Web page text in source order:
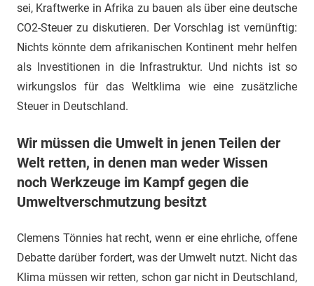
sei, Kraftwerke in Afrika zu bauen als über eine deutsche
CO2-Steuer zu diskutieren. Der Vorschlag ist vernünftig:
Nichts könnte dem afrikanischen Kontinent mehr helfen
als Investitionen in die Infrastruktur. Und nichts ist so
wirkungslos für das Weltklima wie eine zusätzliche
Steuer in Deutschland.
Wir müssen die Umwelt in jenen Teilen der
Welt retten, in denen man weder Wissen
noch Werkzeuge im Kampf gegen die
Umweltverschmutzung besitzt
Clemens Tönnies hat recht, wenn er eine ehrliche, offene
Debatte darüber fordert, was der Umwelt nutzt. Nicht das
Klima müssen wir retten, schon gar nicht in Deutschland,